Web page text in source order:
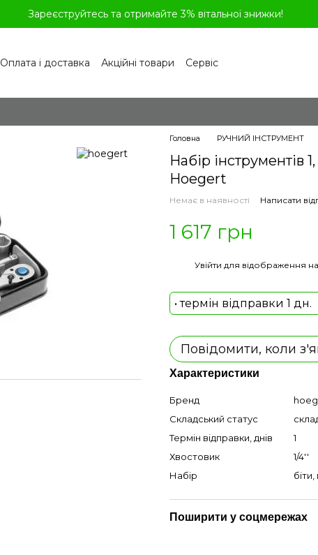
Зареєструйтесь та отримайте 3% вітальної знижки!
Оплата і доставка Акційні товари
Сервіс
Головна РУЧНИЙ ІНСТРУМЕНТ
Набір інструментів
Hoegert
Немає в наявності Написати
1 617 грн
Увійти для відображення
• термін відправки 1 дн.
Повідомити, коли
Характеристики
Бренд
Складський статус
Термін відправки, днів
1
Хвостовик
1/4''
Набір
Поширити у соцмережах